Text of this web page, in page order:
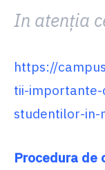
In atenția
https://
tii-
studentilor-in-
Procedura de